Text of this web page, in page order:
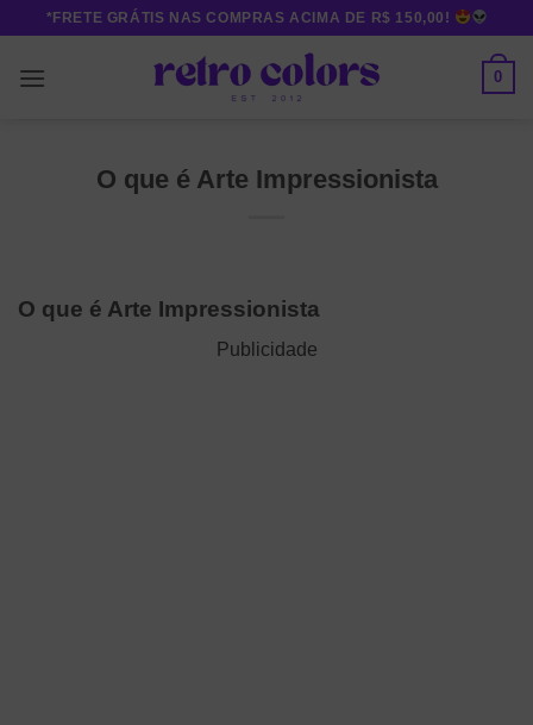
content
*FRETE GRÁTIS NAS COMPRAS ACIMA DE R$ 150,00!
0
O que é Arte Impressionista
O que é Arte Impressionista
Publicidade